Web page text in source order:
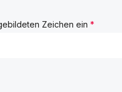
Zeichen ein *